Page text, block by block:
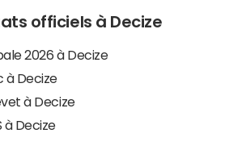
officiels à Decize
2026 à Decize
à Decize
à Decize
à Decize